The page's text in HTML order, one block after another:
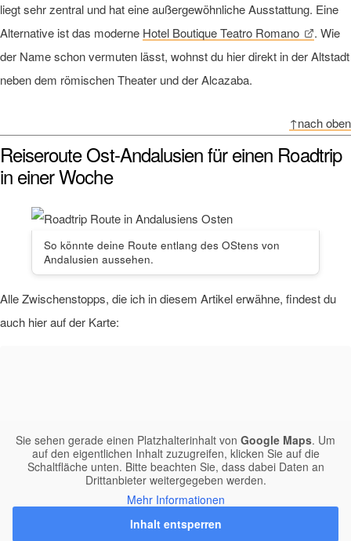
liegt sehr zentral und hat eine außergewöhnliche Ausstattung. Eine
Alternative ist das moderne Hotel Boutique Teatro Romano
. Wie
der Name schon vermuten lässt, wohnst du hier direkt in der Altstadt
neben dem römischen Theater und der Alcazaba.
↑nach oben
Reiseroute Ost-Andalusien für einen Roadtrip
in einer Woche
So könnte deine Route entlang des OStens von
Andalusien aussehen.
Alle Zwischenstopps, die ich in diesem Artikel erwähne, findest du
auch hier auf der Karte:
Sie sehen gerade einen Platzhalterinhalt von Google Maps. Um
auf den eigentlichen Inhalt zuzugreifen, klicken Sie auf die
Schaltfläche unten. Bitte beachten Sie, dass dabei Daten an
Drittanbieter weitergegeben werden.
Mehr Informationen
Inhalt entsperren